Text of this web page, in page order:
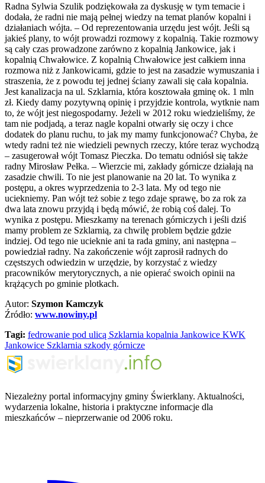
Radna Sylwia Szulik podziękowała za dyskusję w tym temacie i
dodała, że radni nie mają pełnej wiedzy na temat planów kopalni i
działaniach wójta. – Od reprezentowania urzędu jest wójt. Jeśli są
jakieś plany, to wójt prowadzi rozmowy z kopalnią. Takie rozmowy
są cały czas prowadzone zarówno z kopalnią Jankowice, jak i
kopalnią Chwałowice. Z kopalnią Chwałowice jest całkiem inna
rozmowa niż z Jankowicami, gdzie to jest na zasadzie wymuszania i
straszenia, że z powodu tej jednej ściany zawali się cała kopalnia.
Jest kanalizacja na ul. Szklarnia, która kosztowała gminę ok. 1 mln
zł. Kiedy damy pozytywną opinię i przyjdzie kontrola, wytknie nam
to, że wójt jest niegospodarny. Jeżeli w 2012 roku wiedzieliśmy, że
tam nie podjadą, a teraz nagle kopalni otwarły się oczy i chce
dodatek do planu ruchu, to jak my mamy funkcjonować? Chyba, że
wtedy radni też nie wiedzieli pewnych rzeczy, które teraz wychodzą
– zasugerował wójt Tomasz Pieczka. Do tematu odniósł się także
radny Mirosław Pełka. – Wierzcie mi, zakłady górnicze działają na
zasadzie chwili. To nie jest planowanie na 20 lat. To wynika z
postępu, a okres wyprzedzenia to 2-3 lata. My od tego nie
uciekniemy. Pan wójt też sobie z tego zdaje sprawę, bo za rok za
dwa lata znowu przyjdą i będą mówić, że robią coś dalej. To
wynika z postępu. Mieszkamy na terenach górniczych i jeśli dziś
mamy problem ze Szklarnią, za chwilę problem będzie gdzie
indziej. Od tego nie ucieknie ani ta rada gminy, ani następna –
powiedział radny. Na zakończenie wójt zaprosił radnych do
częstszych odwiedzin w urzędzie, by korzystać z wiedzy
pracowników merytorycznych, a nie opierać swoich opinii na
krążących po gminie plotkach.
Autor: Szymon Kamczyk
Źródło: www.nowiny.pl
Tagi: fedrowanie pod ulicą Szklarnia kopalnia Jankowice KWK
Jankowice Szklarnia szkody górnicze
Niezależny portal informacyjny gminy Świerklany. Aktualności,
wydarzenia lokalne, historia i praktyczne informacje dla
mieszkańców – nieprzerwanie od 2006 roku.